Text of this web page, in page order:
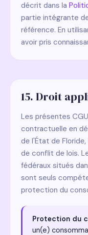
décrit dans la
partie intégrante
référence. En
avoir pris
15. Droit
Les présentes
contractuelle en
de l'État de
de conflit de lois.
fédéraux situés
sont seuls
protection du
Protection du
un(e)